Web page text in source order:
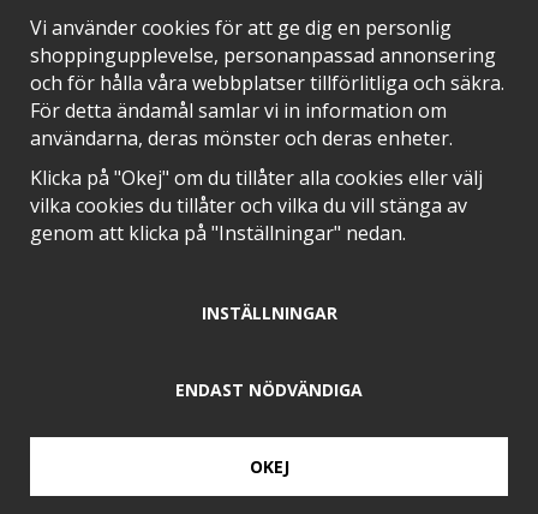
Bialetti
Bialetti Packningsset Venus
6 koppar
Bialetti
Bialetti Packningsset venus
10 koppar
Vi använder cookies för att ge dig en personlig
shoppingupplevelse, personanpassad annonsering
och för hålla våra webbplatser tillförlitliga och säkra.
För detta ändamål samlar vi in information om
användarna, deras mönster och deras enheter.
Klicka på "Okej" om du tillåter alla cookies eller välj
vilka cookies du tillåter och vilka du vill stänga av
genom att klicka på "Inställningar" nedan.
INSTÄLLNINGAR
ENDAST NÖDVÄNDIGA
OKEJ